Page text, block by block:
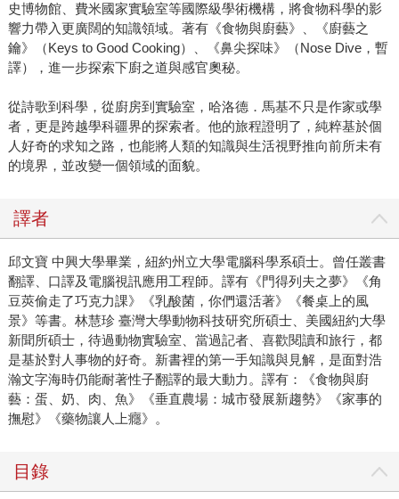
史博物館、費米國家實驗室等國際級學術機構，將食物科學的影
響力帶入更廣闊的知識領域。著有《食物與廚藝》、《廚藝之
鑰》（Keys to Good Cooking）、《鼻尖探味》（Nose Dive，暫
譯），進一步探索下廚之道與感官奧秘。
從詩歌到科學，從廚房到實驗室，哈洛德．馬基不只是作家或學
者，更是跨越學科疆界的探索者。他的旅程證明了，純粹基於個
人好奇的求知之路，也能將人類的知識與生活視野推向前所未有
的境界，並改變一個領域的面貌。
譯者
邱文寶 中興大學畢業，紐約州立大學電腦科學系碩士。曾任叢書
翻譯、口譯及電腦視訊應用工程師。譯有《門得列夫之夢》《角
豆莢偷走了巧克力課》《乳酸菌，你們還活著》《餐桌上的風
景》等書。 林慧珍 臺灣大學動物科技研究所碩士、美國紐約大學
新聞所碩士，待過動物實驗室、當過記者、喜歡閱讀和旅行，都
是基於對人事物的好奇。新書裡的第一手知識與見解，是面對浩
瀚文字海時仍能耐著性子翻譯的最大動力。譯有：《食物與廚
藝：蛋、奶、肉、魚》《垂直農場：城市發展新趨勢》《家事的
撫慰》《藥物讓人上癮》。
目錄